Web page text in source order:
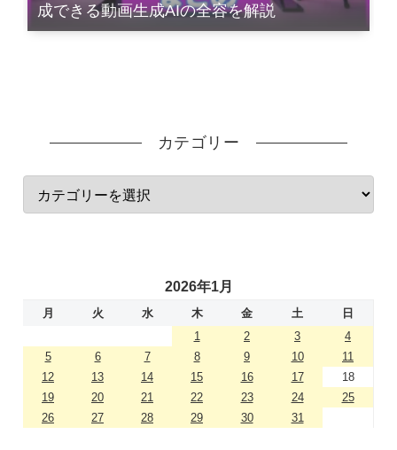
成できる動画生成AIの全容を解説
カテゴリー
2026年1月
月 火 水 木 金 土
日
1
2 3
4
5
6 7 8 9 10
11
12
13 14 15 16 17
18
19
20 21 22 23 24
25
26
27 28 29 30 31